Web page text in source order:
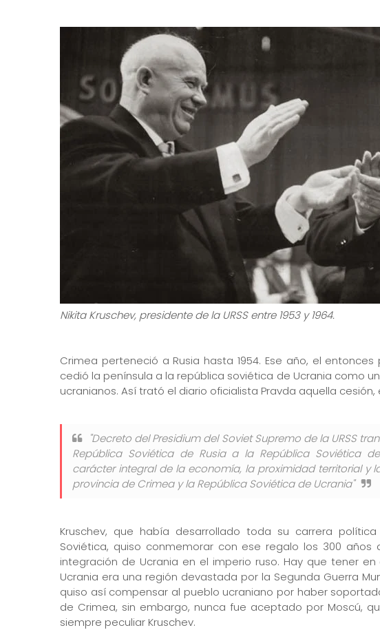
Nikita Kruschev, presidente de la URSS entre 1953 y 1964.
Crimea perteneció a Rusia hasta 1954. Ese año, el entonces
cedió la península a la república soviética de Ucrania como
ucranianos. Así trató el diario oficialista Pravda aquella cesión,
"Decreto del Presidium del Soviet Supremo de la URSS
República Soviética de Rusia a la República Soviética
carácter integral de la economía, la proximidad territorial y
provincia de Crimea y la República Soviética de Ucrania"
Kruschev, que había desarrollado toda su carrera
Soviética, quiso conmemorar con ese regalo los 300 años
integración de Ucrania en el imperio ruso. Hay que tener
Ucrania era una región devastada por la Segunda Guerra
quiso así compensar al pueblo ucraniano por haber
de Crimea, sin embargo, nunca fue aceptado por Moscú,
siempre peculiar Kruschev.